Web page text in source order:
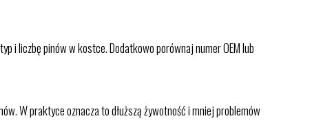
i liczbę pinów w kostce. Dodatkowo porównaj numer OEM lub
W praktyce oznacza to dłuższą żywotność i mniej problemów